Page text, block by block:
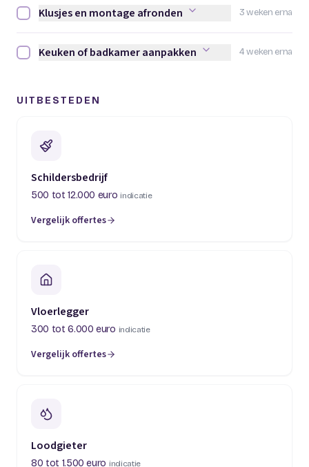
3 weken erna
Klusjes en montage afronden afvinken
Klusjes en montage afronden
4 weken erna
Keuken of badkamer aanpakken afvinken
Keuken of badkamer aanpakken
UITBESTEDEN
Schildersbedrijf
500 tot 12.000 euro indicatie
Vergelijk offertes
(opent in een nieuw tabblad)
Vloerlegger
300 tot 6.000 euro indicatie
Vergelijk offertes
(opent in een nieuw tabblad)
Loodgieter
80 tot 1.500 euro indicatie